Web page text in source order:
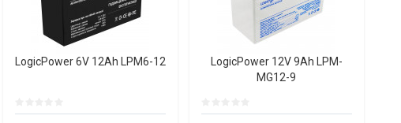
LogicPower 6V 12Ah LPM6-12
LogicPower 12V 9Ah LPM-
MG12-9